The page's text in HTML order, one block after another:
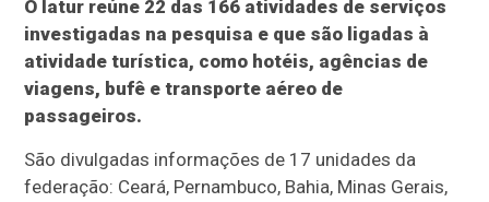
O Iatur reúne 22 das 166 atividades de serviços
investigadas na pesquisa e que são ligadas à
atividade turística, como hotéis, agências de
viagens, bufê e transporte aéreo de
passageiros.
São divulgadas informações de 17 unidades da
federação: Ceará, Pernambuco, Bahia, Minas Gerais,